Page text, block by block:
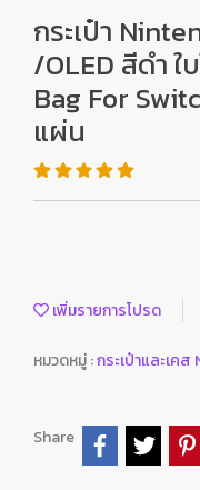
กระเป๋า
/OLED สีดำ ใ
Bag For
แผ่น
เพิ่มรายการโปรด
หมวดหมู่ :กระเป๋าและเค
Share